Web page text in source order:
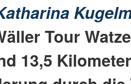
Tour
13,5